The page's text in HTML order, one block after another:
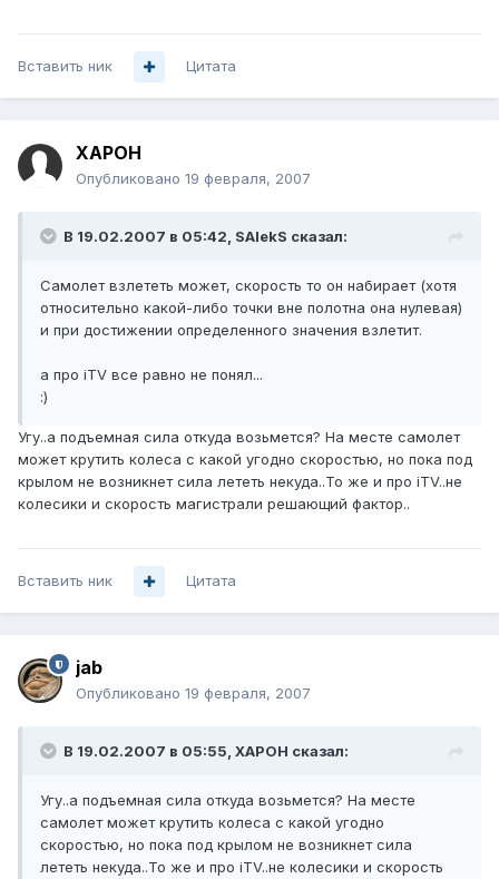
Вставить ник Цитата
XAPOH
Опубликовано 19 февраля, 2007
В 19.02.2007 в 05:42, SAlekS сказал:
Самолет взлететь может, скорость то он набирает (хотя
относительно какой-либо точки вне полотна она нулевая)
и при достижении определенного значения взлетит.
а про iTV все равно не понял...
:)
Угу..а подъемная сила откуда возьмется? На месте самолет
может крутить колеса с какой угодно скоростью, но пока под
крылом не возникнет сила лететь некуда..То же и про iTV..не
колесики и скорость магистрали решающий фактор..
Вставить ник Цитата
jab
Опубликовано 19 февраля, 2007
В 19.02.2007 в 05:55, XAPOH сказал:
Угу..а подъемная сила откуда возьмется? На месте
самолет может крутить колеса с какой угодно
скоростью, но пока под крылом не возникнет сила
лететь некуда..То же и про iTV..не колесики и скорость